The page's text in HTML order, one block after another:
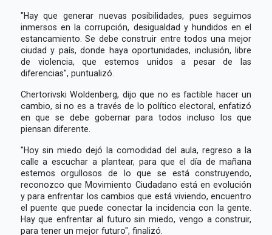
"Hay que generar nuevas posibilidades, pues seguimos
inmersos en la corrupción, desigualdad y hundidos en el
estancamiento. Se debe construir entre todos una mejor
ciudad y país, donde haya oportunidades, inclusión, libre
de violencia, que estemos unidos a pesar de las
diferencias", puntualizó.
Chertorivski Woldenberg, dijo que no es factible hacer un
cambio, si no es a través de lo político electoral, enfatizó
en que se debe gobernar para todos incluso los que
piensan diferente.
"Hoy sin miedo dejó la comodidad del aula, regreso a la
calle a escuchar a plantear, para que el día de mañana
estemos orgullosos de lo que se está construyendo,
reconozco que Movimiento Ciudadano está en evolución
y para enfrentar los cambios que está viviendo, encuentro
el puente que puede conectar la incidencia con la gente.
Hay que enfrentar al futuro sin miedo, vengo a construir,
para tener un mejor futuro", finalizó.